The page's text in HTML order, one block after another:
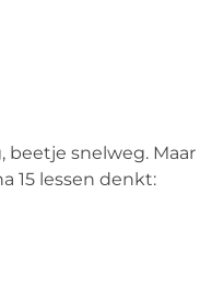
beetje snelweg. Maar
15 lessen denkt: